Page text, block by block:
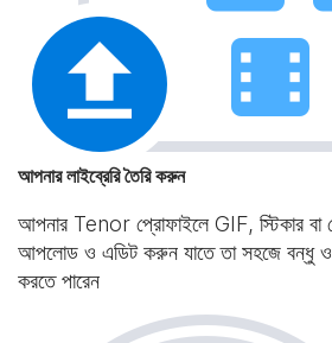
আপনার লাইব্রেরি তৈরি করুন
আপনার Tenor প্রোফাইলে GIF, স্টিকার
আপলোড ও এডিট করুন যাতে তা সহজে বন্ধু ও
করতে পারেন